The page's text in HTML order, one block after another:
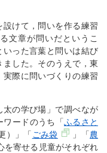
けて，問いを作る練習
文章が問いだというこ
いった言葉と問いは結び
した。そのうえで，東
際に問いづくりの練習
の学び場」で調べなが
ワードのうち「ふるさと
）」「 ごみ袋 」「農
を寄せる児童がそれぞれ